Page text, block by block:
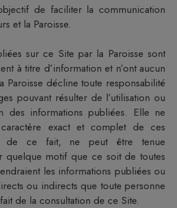
de faciliter la communication
et la Paroisse.
sur ce Site par la Paroisse sont
à titre d’information et n’ont aucun
Paroisse décline toute responsabilité
pouvant résulter de l’utilisation ou
des informations publiées. Elle ne
exact et complet de ces
de ce fait, ne peut être tenue
quelque motif que ce soit de toutes
les informations publiées ou
ou indirects que toute personne
de la consultation de ce Site.